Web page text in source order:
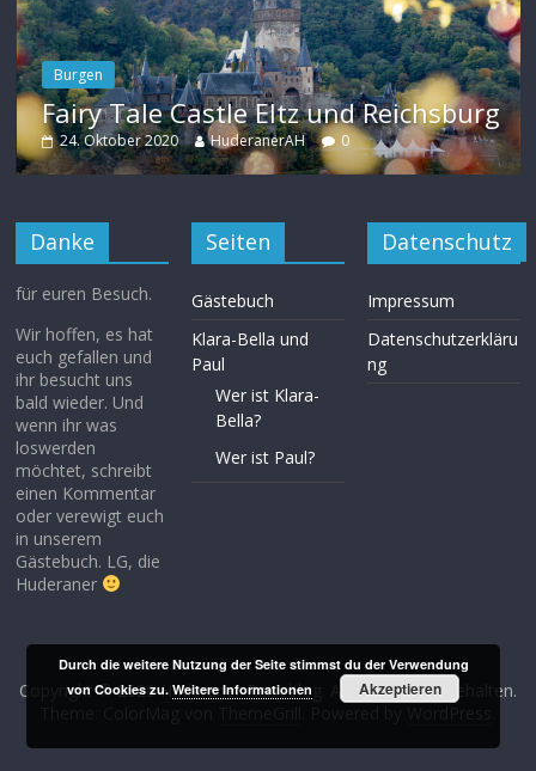
Burgen
Fairy Tale Castle Eltz und Reichsburg
24. Oktober 2020 HuderanerAH 0
Danke
für euren Besuch.
Wir hoffen, es hat
euch gefallen und
ihr besucht uns
bald wieder. Und
wenn ihr was
loswerden
möchtet, schreibt
einen Kommentar
oder verewigt euch
in unserem
Gästebuch. LG, die
Huderaner
Seiten
Gästebuch
Klara-Bella und
Paul
Wer ist Klara-
Bella?
Wer ist Paul?
Datenschutz
Impressum
Datenschutzerkläru
ng
Copyright © 2026Huderaner Reiseblog
. Alle Rechte vorbehalten.
Durch die weitere Nutzung der Seite stimmst du der Verwendung
von Cookies zu.Weitere Informationen Akzeptieren